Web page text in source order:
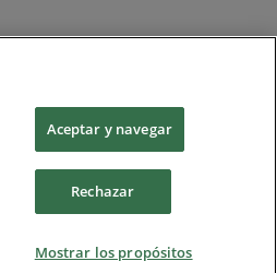
Aceptar y navegar
Rechazar
Mostrar los propósitos